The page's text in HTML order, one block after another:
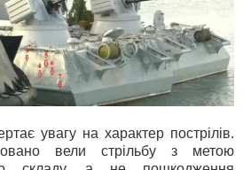
увагу на характер пострілів.
вели стрільбу з метою